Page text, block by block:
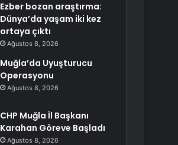
Ezber bozan araştırma:
Dünya’da yaşam iki kez
ortaya çıktı
Ağustos 8, 2026
Muğla’da Uyuşturucu
Operasyonu
Ağustos 8, 2026
CHP Muğla İl Başkanı
Karahan Göreve Başladı
Ağustos 8, 2026